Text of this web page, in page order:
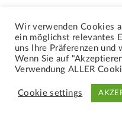
Wir verwenden Cookies
ein möglichst relevantes
uns Ihre Präferenzen und
Wenn Sie auf
Verwendung ALLER
Cookie settings